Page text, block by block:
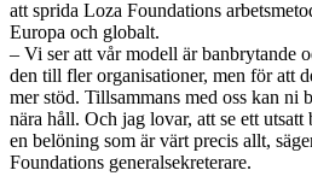
att sprida Loza Foundations
Europa och globalt.
– Vi ser att vår modell är banbrytande
den till fler organisationer, men för att
mer stöd. Tillsammans med oss kan
nära håll. Och jag lovar, att se ett
en belöning som är värt precis allt,
Foundations generalsekreterare.